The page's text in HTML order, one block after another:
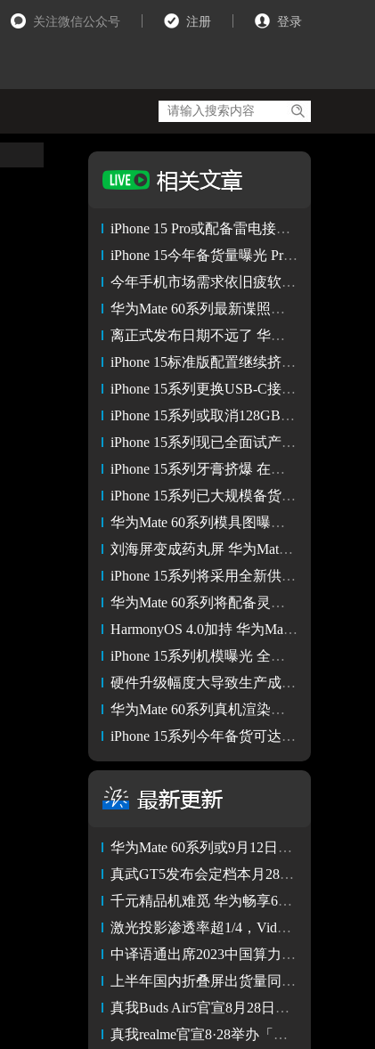
关注微信公众号 注册 登录
iPhone 15 Pro或配备雷电接口 最高传输速率可达40Gbps
iPhone 15今年备货量曝光 Pro系列占总订单的65%
今年手机市场需求依旧疲软 iPhone 15系列面临较大出货压力
华为Mate 60系列最新谍照曝光 背面采用双色设计
离正式发布日期不远了 华为Mate 60系列开发代号曝光
iPhone 15标准版配置继续挤牙膏 确认搭载老款A16芯片
iPhone 15系列更换USB-C接口 但普通版只有USB 2.0传输速率
iPhone 15系列或取消128GB小容量版本 起售价也将翻倍
iPhone 15系列现已全面试产 发布会预计会在9月12日前后
iPhone 15系列牙膏挤爆 在拍照性能网络等方面均有大幅升级
iPhone 15系列已大规模备货 售价上涨 升级明显
华为Mate 60系列模具图曝光 镜头模组面积极大
刘海屏变成药丸屏 华为Mate 60系列正面颜值格外出众
iPhone 15系列将采用全新供电芯片 有线充电功率将达40W
华为Mate 60系列将配备灵动岛 支持3D人脸识别功能
HarmonyOS 4.0加持 华为Mate 60系列9月份和iPhone 14正面交锋
iPhone 15系列机模曝光 全系均配备Type-C接口和灵动岛
硬件升级幅度大导致生产成本增加 iPhone 15全系将涨价
华为Mate 60系列真机渲染图曝光 预计今年秋季正式发布
iPhone 15系列今年备货可达8400万台 对比上代产量提升12%
华为Mate 60系列或9月12日发布 继续与iPhone 15正面较量
真武GT5发布会定档本月28日 性能和快充表现继续越级
千元精品机难觅 华为畅享60系列满足大屏、续航、大内存需求
激光投影渗透率超1/4，Vidda加速推进行业进入高画质时代
中译语通出席2023中国算力大会，发布西部AI语料库与大模型
上半年国内折叠屏出货量同比增长72% OPPO市场份额稳居第二
真我Buds Air5官宣8月28日发布，颠覆千元级旗舰降噪
真我realme官宣8·28举办「越级而上」五周年演讲